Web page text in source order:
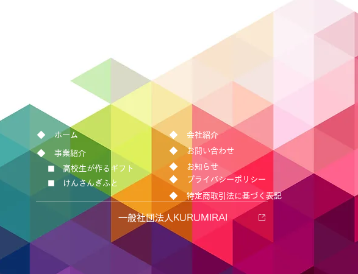
ホーム
事業紹介
高校生が作るギフト
けんさんぎふと
会社紹介
お問い合わせ
お知らせ
プライバシーポリシー
特定商取引法に基づく表記
一般社団法人KURUMIRAI